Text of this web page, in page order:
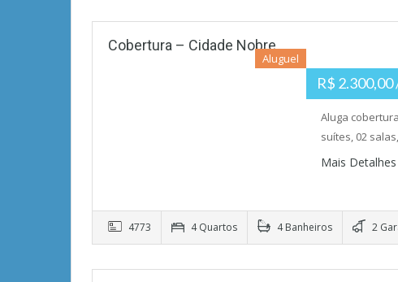
Cobertura – Cidade Nobre
Aluguel
R$ 2.300,00
Aluga
suítes, 02
Mais Detalhes
4773 4 Quartos 4 Banheiros 2